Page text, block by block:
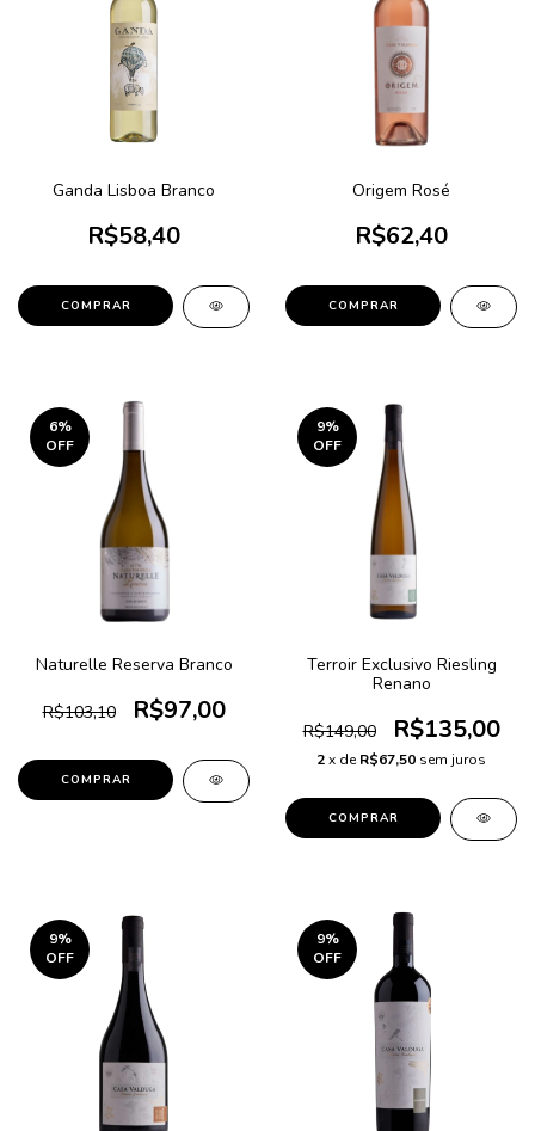
Ganda Lisboa Branco
R$58,40
Origem Rosé
R$62,40
6%
OFF
Naturelle Reserva Branco
R$103,10 R$97,00
9%
OFF
Terroir Exclusivo Riesling
Renano
R$149,00 R$135,00
2x deR$67,50 sem juros
9%
OFF
9%
OFF